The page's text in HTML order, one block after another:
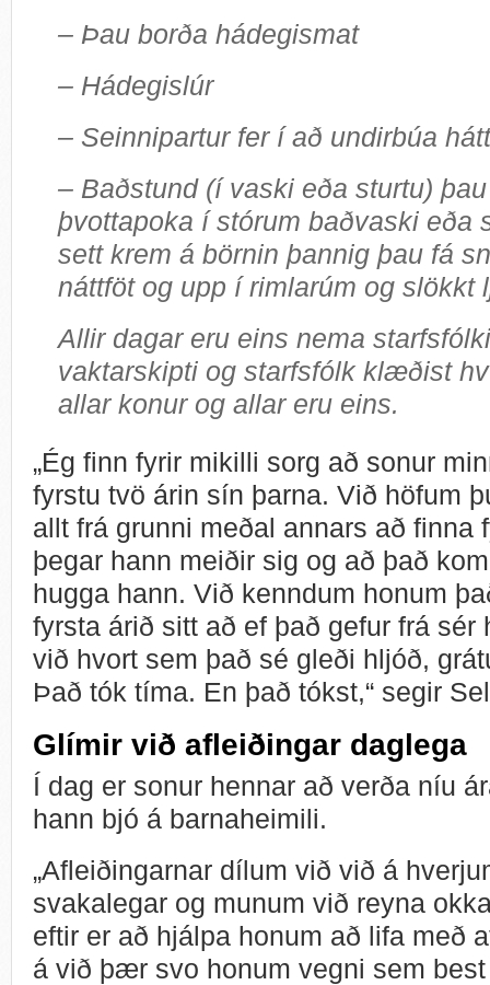
– Þau borða hádegismat
– Hádegislúr
– Seinnipartur fer í að undirbúa
– Baðstund (í vaski eða sturtu)
þvottapoka í stórum baðvaski eða
sett krem á börnin þannig þau fá
náttföt og upp í rimlarúm og slökkt
Allir dagar eru eins nema
vaktarskipti og starfsfólk klæðist
allar konur og allar eru eins.
„Ég finn fyrir mikilli sorg að sonur
fyrstu tvö árin sín þarna. Við höfum
allt frá grunni meðal annars að finna
þegar hann meiðir sig og að það
hugga hann. Við kenndum honum
fyrsta árið sitt að ef það gefur frá sér
við hvort sem það sé gleði hljóð,
Það tók tíma. En það tókst,“ segir
Glímir við afleiðingar daglega
Í dag er sonur hennar að verða níu
hann bjó á barnaheimili.
„Afleiðingarnar dílum við við á
svakalegar og munum við reyna
eftir er að hjálpa honum að lifa með
á við þær svo honum vegni sem